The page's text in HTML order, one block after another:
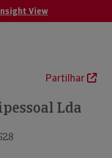
View
Partilhar
Lda